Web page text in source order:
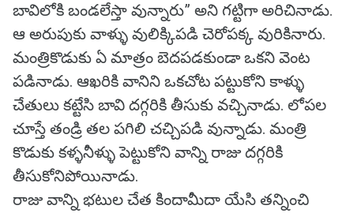
బావిలోకి బండలేస్తా వున్నారు” అని గట్టిగా అరిచినాడు.
ఆ అరుపుకు వాళ్ళు వులిక్కిపడి చెరోపక్క వురికినారు.
మంత్రికొడుకు ఏ మాత్రం బెదపడకుండా ఒకని వెంట
పడినాడు. ఆఖరికి వానిని ఒకచోట పట్టుకోని కాళ్ళు
చేతులు కట్టేసి బావి దగ్గరికి తీసుకు వచ్చినాడు. లోపల
చూస్తే తండ్రి తల పగిలి చచ్చిపడి వున్నాడు. మంత్రి
కొడుకు కళ్ళనీళ్ళు పెట్టుకోని వాన్ని రాజు దగ్గరికి
తీసుకోనిపోయినాడు.
రాజు వాన్ని భటుల చేత కిందామీదా యేసి తన్నించి